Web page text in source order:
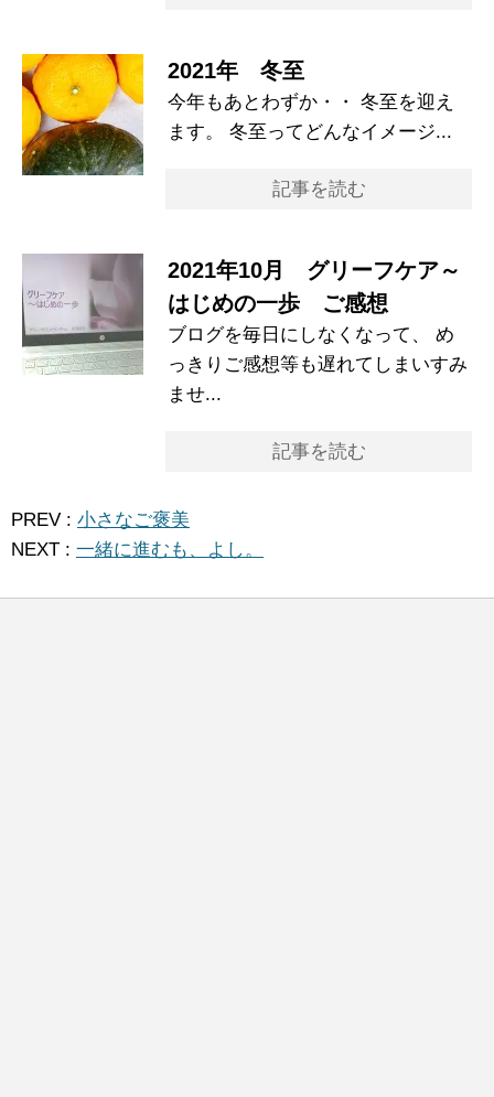
2021年 冬至
今年もあとわずか・・ 冬至を迎え
ます。 冬至ってどんなイメージ...
記事を読む
2021年10月 グリーフケア～
はじめの一歩 ご感想
ブログを毎日にしなくなって、 め
っきりご感想等も遅れてしまいすみ
ませ...
記事を読む
PREV : 小さなご褒美
NEXT : 一緒に進むも、よし。